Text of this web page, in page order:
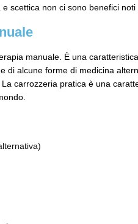
scettica non ci sono benefici
manuale. È una
di alcune forme di medicina
carrozzeria pratica è una